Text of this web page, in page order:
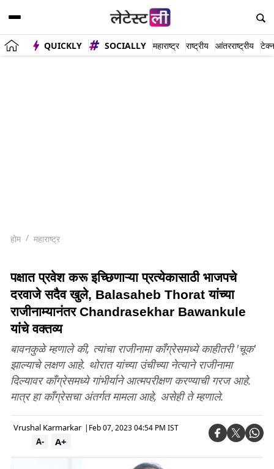
QUICKLY SOCIALLY महाराष्ट्र राष्ट्रीय आंतरराष्ट्रीय
होम महाराष्ट्र
पक्षात प्रवेश करू इच्छिणाऱ्या प्रत्येकासाठी भाजपचे
दरवाजे सदैव खुले, Balasaheb Thorat यांच्या
राजीनाम्यानंतर Chandrasekhar Bawankule
यांंचे वक्तव्य
बावनकुळे म्हणाले की, त्यांचा राजीनामा काँग्रेसमध्ये काहीतरी 'चूक'
झाल्याचे लक्षण आहे. थोरात यांच्या उंचीच्या नेत्याने राजीनामा
दिल्यावर काँग्रेसमध्ये गांभीर्याने आत्मपरीक्षण करण्याची गरज आहे.
मात्र हा काँग्रेसचा अंतर्गत मामला आहे, असेही ते म्हणाले.
Vrushal Karmarkar | Feb 07, 2023 04:54 PM IST
A+
A-